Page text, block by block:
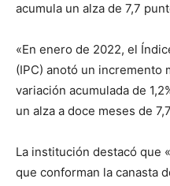
acumula un alza de 7,7
«En enero de 2022, el
(IPC) anotó un incremento
variación acumulada de
un alza a doce meses de
La institución destacó que
que conforman la canasta